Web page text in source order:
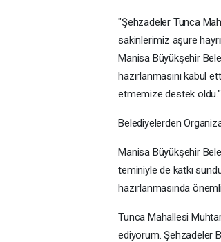
"Şehzadeler Tunca
sakinlerimiz aşure
Manisa Büyükşehir
hazırlanmasını kabul
etmemize destek oldu."
Belediyelerden
Manisa Büyükşehir
teminiyle de katkı
hazırlanmasında
Tunca Mahallesi
ediyorum. Şehzadeler